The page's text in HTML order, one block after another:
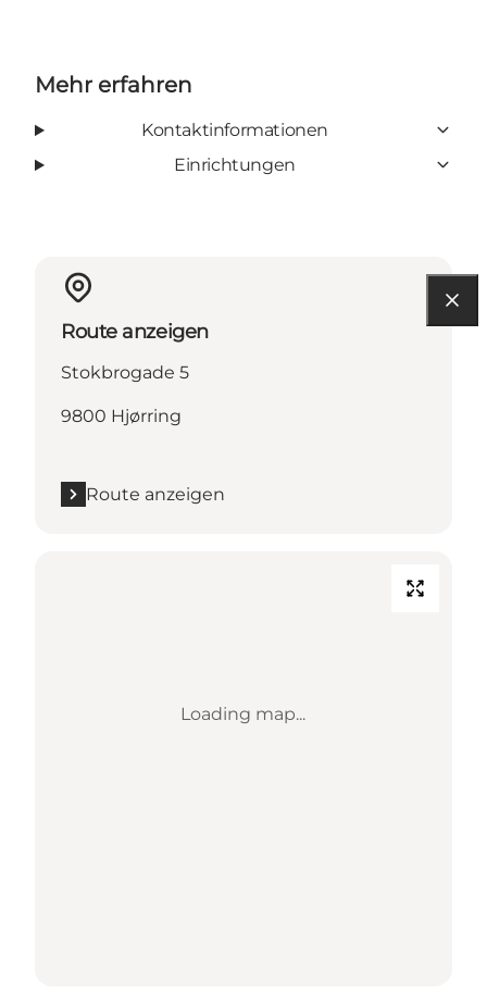
Mehr erfahren
Kontaktinformationen
Einrichtungen
Route anzeigen
Stokbrogade 5
9800 Hjørring
Route anzeigen
Loading map...